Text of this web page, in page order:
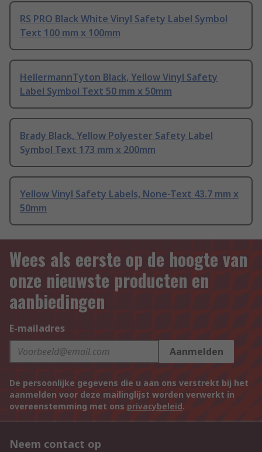
RS PRO Black White Vinyl Safety Label Symbol
Text 100 mm x 100mm
HellermannTyton Black, Yellow Vinyl Safety
Label Symbol Text 50 mm x 50mm
Brady Black, Yellow Polyester Safety Label
Symbol Text 173 mm x 200mm
Yellow Vinyl Safety Labels, None-Text 43.7 mm x
50mm
Wees als eerste op de hoogte van
onze nieuwste producten en
aanbiedingen
E-mailadres
Aanmelden
De persoonlijke gegevens die u aan ons verstrekt bij het
aanmelden voor deze mailinglijst worden verwerkt in
overeenstemming met ons privacybeleid.
Neem contact op